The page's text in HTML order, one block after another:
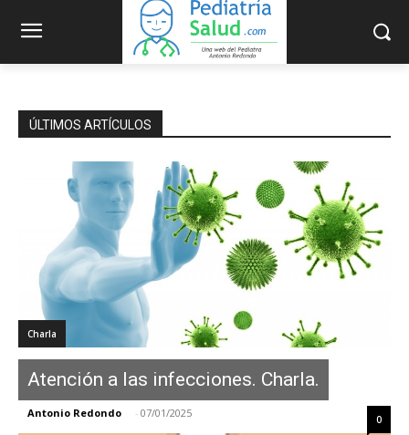
ÚLTIMOS ARTÍCULOS
Charla
Atención a las infecciones. Charla.
Antonio Redondo - 07/01/2025 0